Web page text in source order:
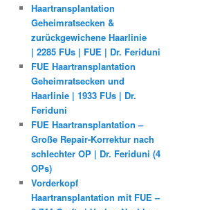
Haartransplantation
Geheimratsecken &
zurückgewichene Haarlinie
| 2285 FUs | FUE | Dr. Feriduni
FUE Haartransplantation
Geheimratsecken und
Haarlinie | 1933 FUs | Dr.
Feriduni
FUE Haartransplantation –
Große Repair-Korrektur nach
schlechter OP | Dr. Feriduni (4
OPs)
Vorderkopf
Haartransplantation mit FUE –